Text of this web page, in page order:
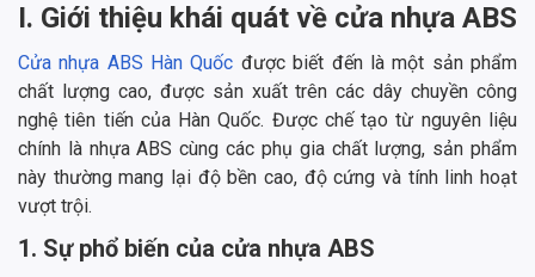
I. Giới thiệu khái quát về cửa nhựa ABS
Cửa nhựa ABS Hàn Quốc được biết đến là một sản phẩm
chất lượng cao, được sản xuất trên các dây chuyền công
nghệ tiên tiến của Hàn Quốc. Được chế tạo từ nguyên liệu
chính là nhựa ABS cùng các phụ gia chất lượng, sản phẩm
này thường mang lại độ bền cao, độ cứng và tính linh hoạt
vượt trội.
1. Sự phổ biến của cửa nhựa ABS